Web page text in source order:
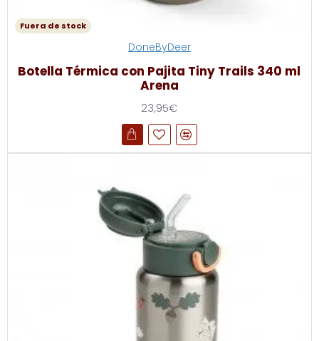
Fuera de stock
DoneByDeer
Botella Térmica con Pajita Tiny Trails 340 ml
Arena
23,95€